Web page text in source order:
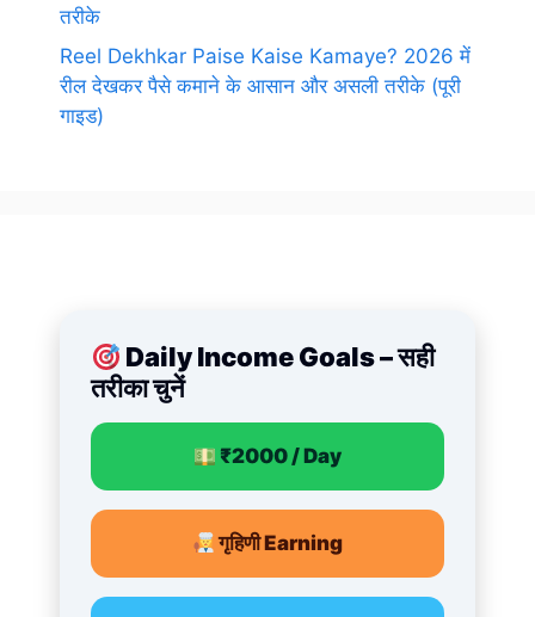
तरीके
Reel Dekhkar Paise Kaise Kamaye? 2026 में
रील देखकर पैसे कमाने के आसान और असली तरीके (पूरी
गाइड)
Daily Income Goals – सही
तरीका चुनें
₹2000 / Day
गृहिणी Earning